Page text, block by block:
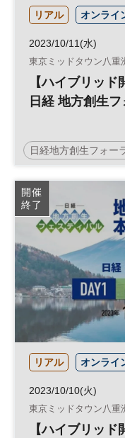
リアル オンライ
2023/10/11(水)
東京ミッドタウン八重
【ハイブリッド
日経 地方創生
日経地方創生フォー
官民連携
参加無
開催
終了
リアル オンライ
2023/10/10(火)
東京ミッドタウン八重
【ハイブリッド